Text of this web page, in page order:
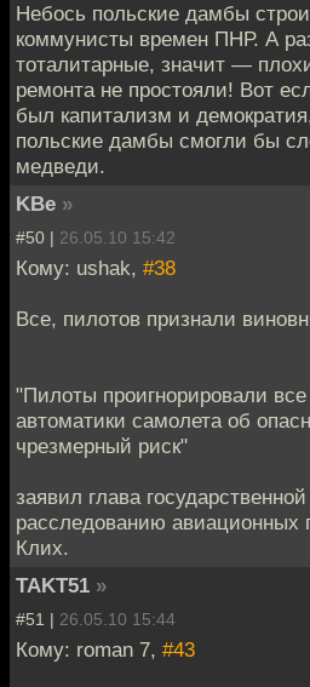
Небось польские дамбы
коммунисты времен ПНР. А
тоталитарные, значит —
ремонта не простояли! Вот
был капитализм и
польские дамбы смогли бы
медведи.
KBe »
#50 | 26.05.10 15:42
Кому: ushak, #38
Все, пилотов признали
"Пилоты проигнорировали
автоматики самолета об
чрезмерный риск"
заявил глава
расследованию
Клих.
TAKT51 »
#51 | 26.05.10 15:44
Кому: roman 7, #43